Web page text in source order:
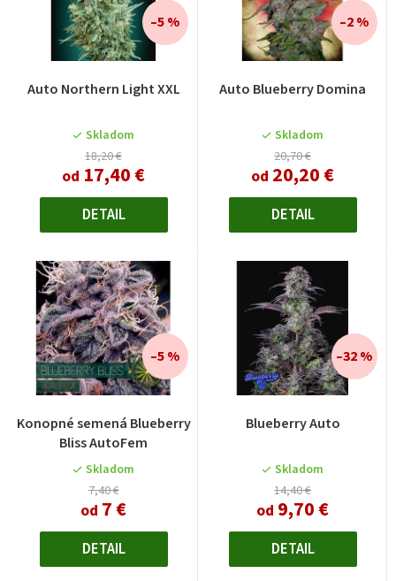
Auto Northern Light XXL
Skladom
18,20 €
od 17,40 €
–5 %
DETAIL
Auto Blueberry Domina
Skladom
20,70 €
od 20,20 €
–2 %
DETAIL
Konopné semená Blueberry
Bliss AutoFem
Skladom
7,40 €
od 7 €
–5 %
DETAIL
Blueberry Auto
Skladom
14,40 €
od 9,70 €
–32 %
DETAIL